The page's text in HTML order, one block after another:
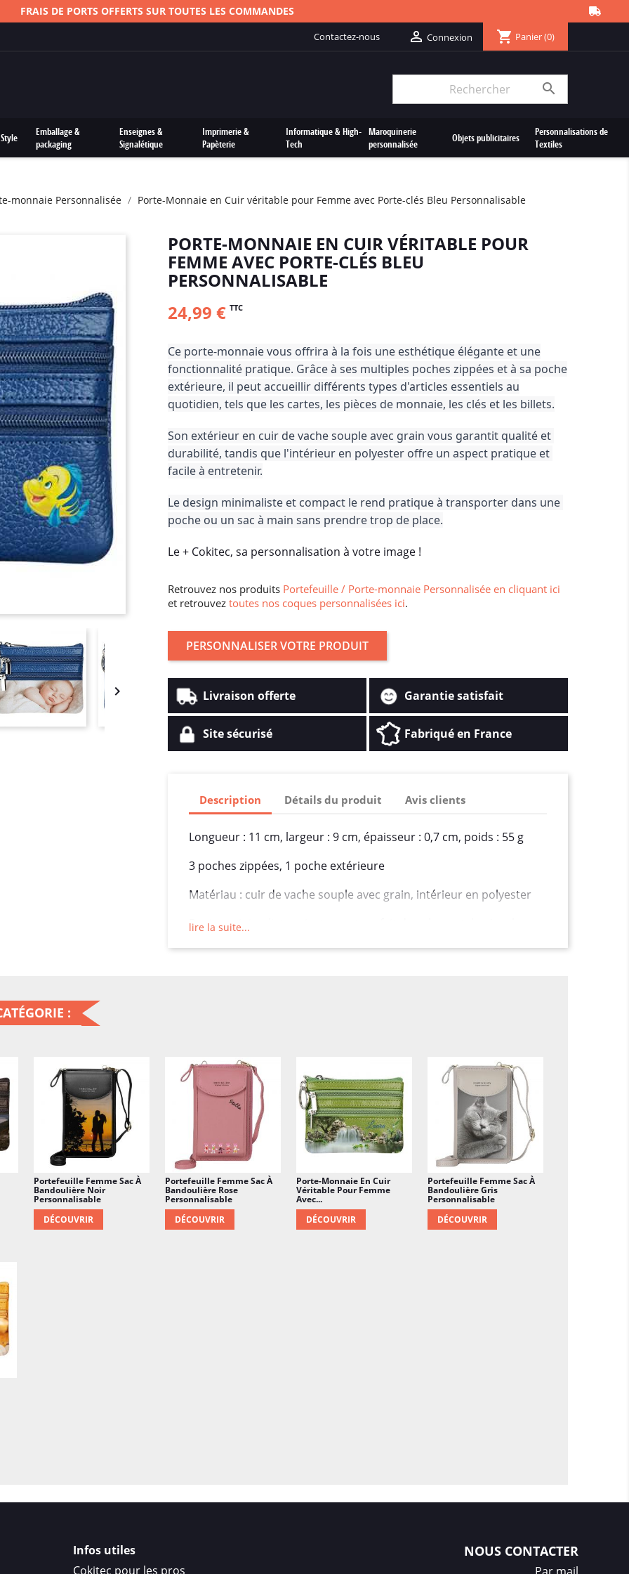
Contactez-nous  Connexion shopping_cart Panier(0)

Emballage &
packaging
Enseignes &
Signalétique
Imprimerie &
Papèterie
Informatique & High-
Tech
Maroquinerie
personnalisée
Objets publicitaires
Personnalisations de
Textiles
monnaie Personnalisée Porte-Monnaie en Cuir véritable pour Femme avec Porte-clés Bleu Personnalisable

PORTE-MONNAIE EN CUIR VÉRITABLE POUR
FEMME AVEC PORTE-CLÉS BLEU
PERSONNALISABLE
24,99 € TTC
Ce porte-monnaie vous offrira à la fois une esthétique élégante et une
fonctionnalité pratique. Grâce à ses multiples poches zippées et à sa poche
extérieure, il peut accueillir différents types d'articles essentiels au
quotidien, tels que les cartes, les pièces de monnaie, les clés et les billets.
Son extérieur en cuir de vache souple avec grain vous garantit qualité et
durabilité, tandis que l'intérieur en polyester offre un aspect pratique et
facile à entretenir.
Le design minimaliste et compact le rend pratique à transporter dans une
poche ou un sac à main sans prendre trop de place.
Le + Cokitec, sa personnalisation à votre image !
Retrouvez nos produits Portefeuille / Porte-monnaie Personnalisée en cliquant ici
et retrouvez toutes nos coques personnalisées ici.
PERSONNALISER VOTRE PRODUIT
Livraison offerte Garantie satisfait
Site sécurisé Fabriqué en France
Description Détails du produit Avis clients
Longueur : 11 cm, largeur : 9 cm, épaisseur : 0,7 cm, poids : 55 g
3 poches zippées, 1 poche extérieure
Matériau : cuir de vache souple avec grain, intérieur en polyester
Design minimaliste : ajustement parfait dans le pantalon/poche
lire la suite...
:
Portefeuille Femme Sac À
Bandoulière Noir
Personnalisable
DÉCOUVRIR
Portefeuille Femme Sac À
Bandoulière Rose
Personnalisable
DÉCOUVRIR
Porte-Monnaie En Cuir
Véritable Pour Femme
Avec...
DÉCOUVRIR
Portefeuille Femme Sac À
Bandoulière Gris
Personnalisable
DÉCOUVRIR
Infos utiles
Cokitec pour les pros
NOUS CONTACTER
Par mail